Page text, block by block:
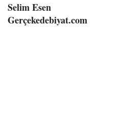
Selim Esen
Gerçekedebiyat.com